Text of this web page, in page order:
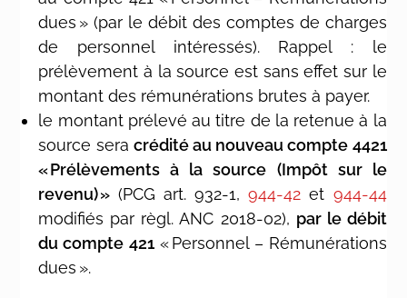
dues » (par le débit des comptes de charges
de personnel intéressés). Rappel : le
prélèvement à la source est sans effet sur le
montant des rémunérations brutes à payer.
le montant prélevé au titre de la retenue à la
source sera crédité au nouveaucompte 4421
« Prélèvements à la source (Impôt sur le
revenu) » (PCG art. 932-1,944-42 et 944-44
modifiés par règl. ANC 2018-02), par le débit
du compte 421 « Personnel – Rémunérations
dues ».